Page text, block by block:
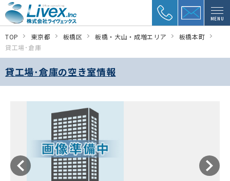
MENU
TOP 東京都 板橋区 板橋・大山・成増エリア
板橋本町
貸工場･倉庫
貸工場･倉庫の空き室情報